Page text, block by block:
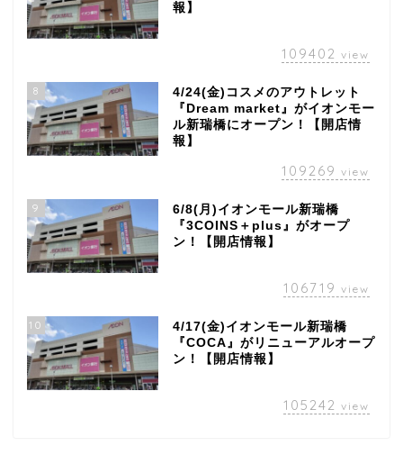
報】
109402 view
8
4/24(金)コスメのアウトレット
『Dream market』がイオンモー
ル新瑞橋にオープン！【開店情
報】
109269 view
9
6/8(月)イオンモール新瑞橋
『3COINS＋plus』がオープ
ン！【開店情報】
106719 view
10
4/17(金)イオンモール新瑞橋
『COCA』がリニューアルオープ
ン！【開店情報】
105242 view